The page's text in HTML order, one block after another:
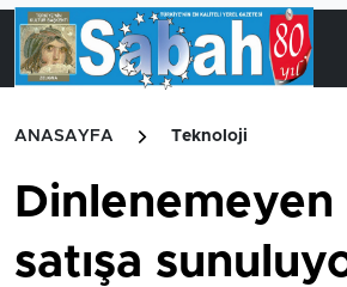
ANASAYFA Teknoloji
satışa